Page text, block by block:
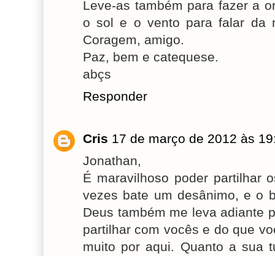
Leve-as também para fazer a
o sol e o vento para falar da
Coragem, amigo.
Paz, bem e catequese.
abçs
Responder
Cris 17 de março de 2012 às
Jonathan,
É maravilhoso poder partilhar
vezes bate um desânimo, e o
Deus também me leva adiante
partilhar com vocês e do que
muito por aqui. Quanto a sua